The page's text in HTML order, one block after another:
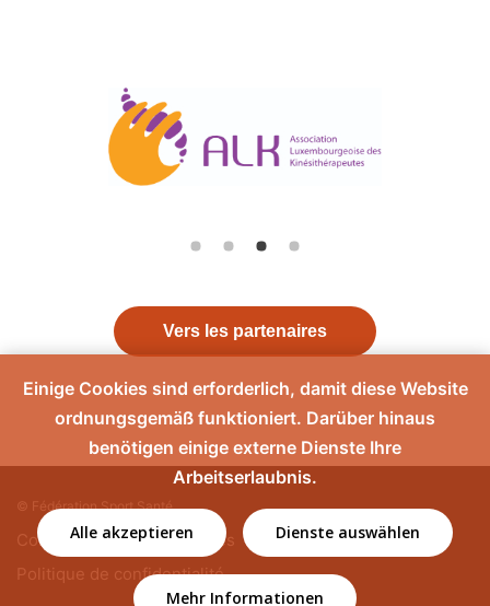
Vers les partenaires
© Fédération Sport Santé
Contact
Mentions légales
Politique de confidentialité
Einige Cookies sind erforderlich, damit diese Website
ordnungsgemäß funktioniert. Darüber hinaus
benötigen einige externe Dienste Ihre
Arbeitserlaubnis.
Alle akzeptieren Dienste auswählen
Mehr Informationen